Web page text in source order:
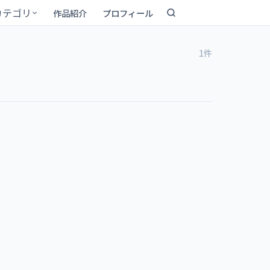
テゴリ 作品紹介 プロフィール
1件